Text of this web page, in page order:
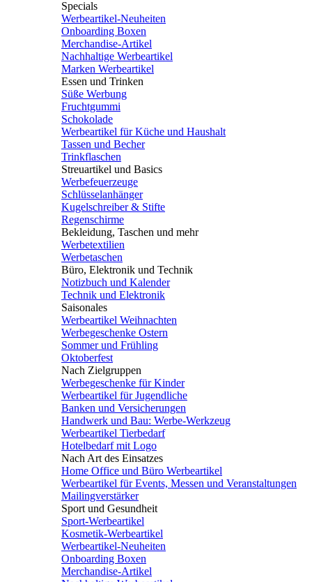
Specials
Werbeartikel-Neuheiten
Onboarding Boxen
Merchandise-Artikel
Nachhaltige Werbeartikel
Marken Werbeartikel
Essen und Trinken
Süße Werbung
Fruchtgummi
Schokolade
Werbeartikel für Küche und Haushalt
Tassen und Becher
Trinkflaschen
Streuartikel und Basics
Werbefeuerzeuge
Schlüsselanhänger
Kugelschreiber & Stifte
Regenschirme
Bekleidung, Taschen und mehr
Werbetextilien
Werbetaschen
Büro, Elektronik und Technik
Notizbuch und Kalender
Technik und Elektronik
Saisonales
Werbeartikel Weihnachten
Werbegeschenke Ostern
Sommer und Frühling
Oktoberfest
Nach Zielgruppen
Werbegeschenke für Kinder
Werbeartikel für Jugendliche
Banken und Versicherungen
Handwerk und Bau: Werbe-Werkzeug
Werbeartikel Tierbedarf
Hotelbedarf mit Logo
Nach Art des Einsatzes
Home Office und Büro Werbeartikel
Werbeartikel für Events, Messen und Veranstaltungen
Mailingverstärker
Sport und Gesundheit
Sport-Werbeartikel
Kosmetik-Werbeartikel
Werbeartikel-Neuheiten
Onboarding Boxen
Merchandise-Artikel